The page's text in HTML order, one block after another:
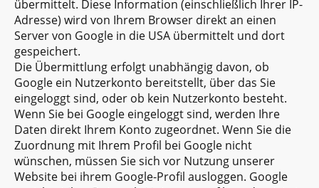
übermittelt. Diese Information (einschließlich Ihrer IP-
Adresse) wird von Ihrem Browser direkt an einen
Server von Google in die USA übermittelt und dort
gespeichert.
Die Übermittlung erfolgt unabhängig davon, ob
Google ein Nutzerkonto bereitstellt, über das Sie
eingeloggt sind, oder ob kein Nutzerkonto besteht.
Wenn Sie bei Google eingeloggt sind, werden Ihre
Daten direkt Ihrem Konto zugeordnet. Wenn Sie die
Zuordnung mit Ihrem Profil bei Google nicht
wünschen, müssen Sie sich vor Nutzung unserer
Website bei ihrem Google-Profil ausloggen. Google